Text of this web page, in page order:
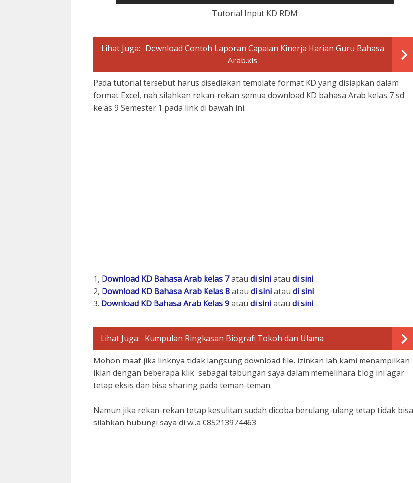
Tutorial Input KD RDM
Lihat Juga: Download Contoh Laporan Capaian Kinerja Harian Guru Bahasa
Arab.xls
Pada tutorial tersebut harus disediakan template format KD yang disiapkan dalam
format Excel, nah silahkan rekan-rekan semua download KD bahasa Arab kelas 7 sd
kelas 9 Semester 1 pada link di bawah ini.
1, Download KD Bahasa Arab kelas 7atau di siniatau di sini
2, Download KD Bahasa Arab Kelas 8atau di siniatau di sini
3. Download KD Bahasa Arab Kelas 9atau di siniatau di sini
Lihat Juga: Kumpulan Ringkasan Biografi Tokoh dan Ulama
Mohon maaf jika linknya tidak langsung download file, izinkan lah kami menampilkan
iklan dengan beberapa klik sebagai tabungan saya dalam memelihara blog ini agar
tetap eksis dan bisa sharing pada teman-teman.
Namun jika rekan-rekan tetap kesulitan sudah dicoba berulang-ulang tetap tidak bisa
silahkan hubungi saya di w..a 085213974463